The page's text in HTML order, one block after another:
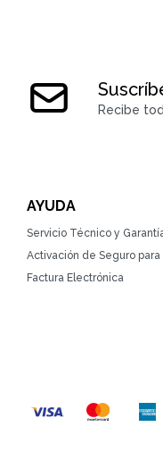
Recibe
AYUDA
Servicio Técnico y
Activación de Seguro
Factura Electrónica